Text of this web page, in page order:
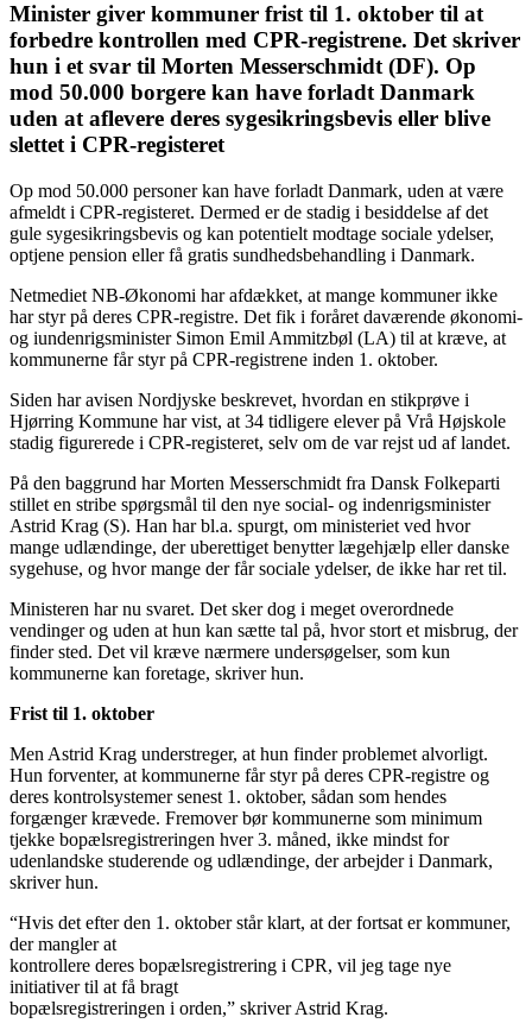
Minister giver kommuner frist til 1. oktober til at
forbedre kontrollen med CPR-registrene. Det skriver
hun i et svar til Morten Messerschmidt (DF). Op
mod 50.000 borgere kan have forladt Danmark
uden at aflevere deres sygesikringsbevis eller blive
slettet i CPR-registeret
Op mod 50.000 personer kan have forladt Danmark, uden at være
afmeldt i CPR-registeret. Dermed er de stadig i besiddelse af det
gule sygesikringsbevis og kan potentielt modtage sociale ydelser,
optjene pension eller få gratis sundhedsbehandling i Danmark.
Netmediet NB-Økonomi har afdækket, at mange kommuner ikke
har styr på deres CPR-registre. Det fik i foråret daværende økonomi-
og iundenrigsminister Simon Emil Ammitzbøl (LA) til at kræve, at
kommunerne får styr på CPR-registrene inden 1. oktober.
Siden har avisen Nordjyske beskrevet, hvordan en stikprøve i
Hjørring Kommune har vist, at 34 tidligere elever på Vrå Højskole
stadig figurerede i CPR-registeret, selv om de var rejst ud af landet.
På den baggrund har Morten Messerschmidt fra Dansk Folkeparti
stillet en stribe spørgsmål til den nye social- og indenrigsminister
Astrid Krag (S). Han har bl.a. spurgt, om ministeriet ved hvor
mange udlændinge, der uberettiget benytter lægehjælp eller danske
sygehuse, og hvor mange der får sociale ydelser, de ikke har ret til.
Ministeren har nu svaret. Det sker dog i meget overordnede
vendinger og uden at hun kan sætte tal på, hvor stort et misbrug, der
finder sted. Det vil kræve nærmere undersøgelser, som kun
kommunerne kan foretage, skriver hun.
Frist til 1. oktober
Men Astrid Krag understreger, at hun finder problemet alvorligt.
Hun forventer, at kommunerne får styr på deres CPR-registre og
deres kontrolsystemer senest 1. oktober, sådan som hendes
forgænger krævede. Fremover bør kommunerne som minimum
tjekke bopælsregistreringen hver 3. måned, ikke mindst for
udenlandske studerende og udlændinge, der arbejder i Danmark,
skriver hun.
“Hvis det efter den 1. oktober står klart, at der fortsat er kommuner,
der mangler at
kontrollere deres bopælsregistrering i CPR, vil jeg tage nye
initiativer til at få bragt
bopælsregistreringen i orden,” skriver Astrid Krag.